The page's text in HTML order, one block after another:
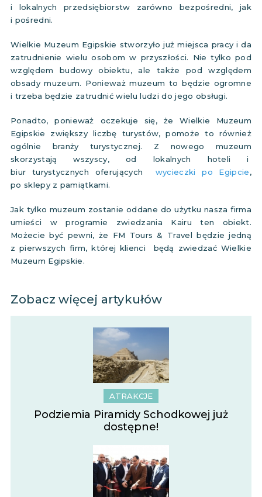
i lokalnych przedsiębiorstw zarówno bezpośredni, jak
i pośredni.
Wielkie Muzeum Egipskie stworzyło już miejsca pracy i da
zatrudnienie wielu osobom w przyszłości. Nie tylko pod
względem budowy obiektu, ale także pod względem
obsady muzeum. Ponieważ muzeum to będzie ogromne
i trzeba będzie zatrudnić wielu ludzi do jego obsługi.
Ponadto, ponieważ oczekuje się, że Wielkie Muzeum
Egipskie zwiększy liczbę turystów, pomoże to również
ogólnie branży turystycznej. Z nowego muzeum
skorzystają wszyscy, od lokalnych hoteli i
biur turystycznych oferujących wycieczki po Egipcie,
po sklepy z pamiątkami.
Jak tylko muzeum zostanie oddane do użytku nasza firma
umieści w programie zwiedzania Kairu ten obiekt.
Możecie być pewni, że FM Tours & Travel będzie jedną
z pierwszych firm, której klienci będą zwiedzać Wielkie
Muzeum Egipskie.
Zobacz więcej artykułów
ATRAKCJE
Podziemia Piramidy Schodkowej już
dostępne!